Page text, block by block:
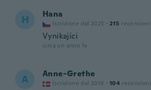
H Hana
Iscrizione dal 2023 · 215 recensioni
Vynikajíci
circa un anno fa
A Anne-Grethe
Iscrizione dal 2019 · 104 recensioni